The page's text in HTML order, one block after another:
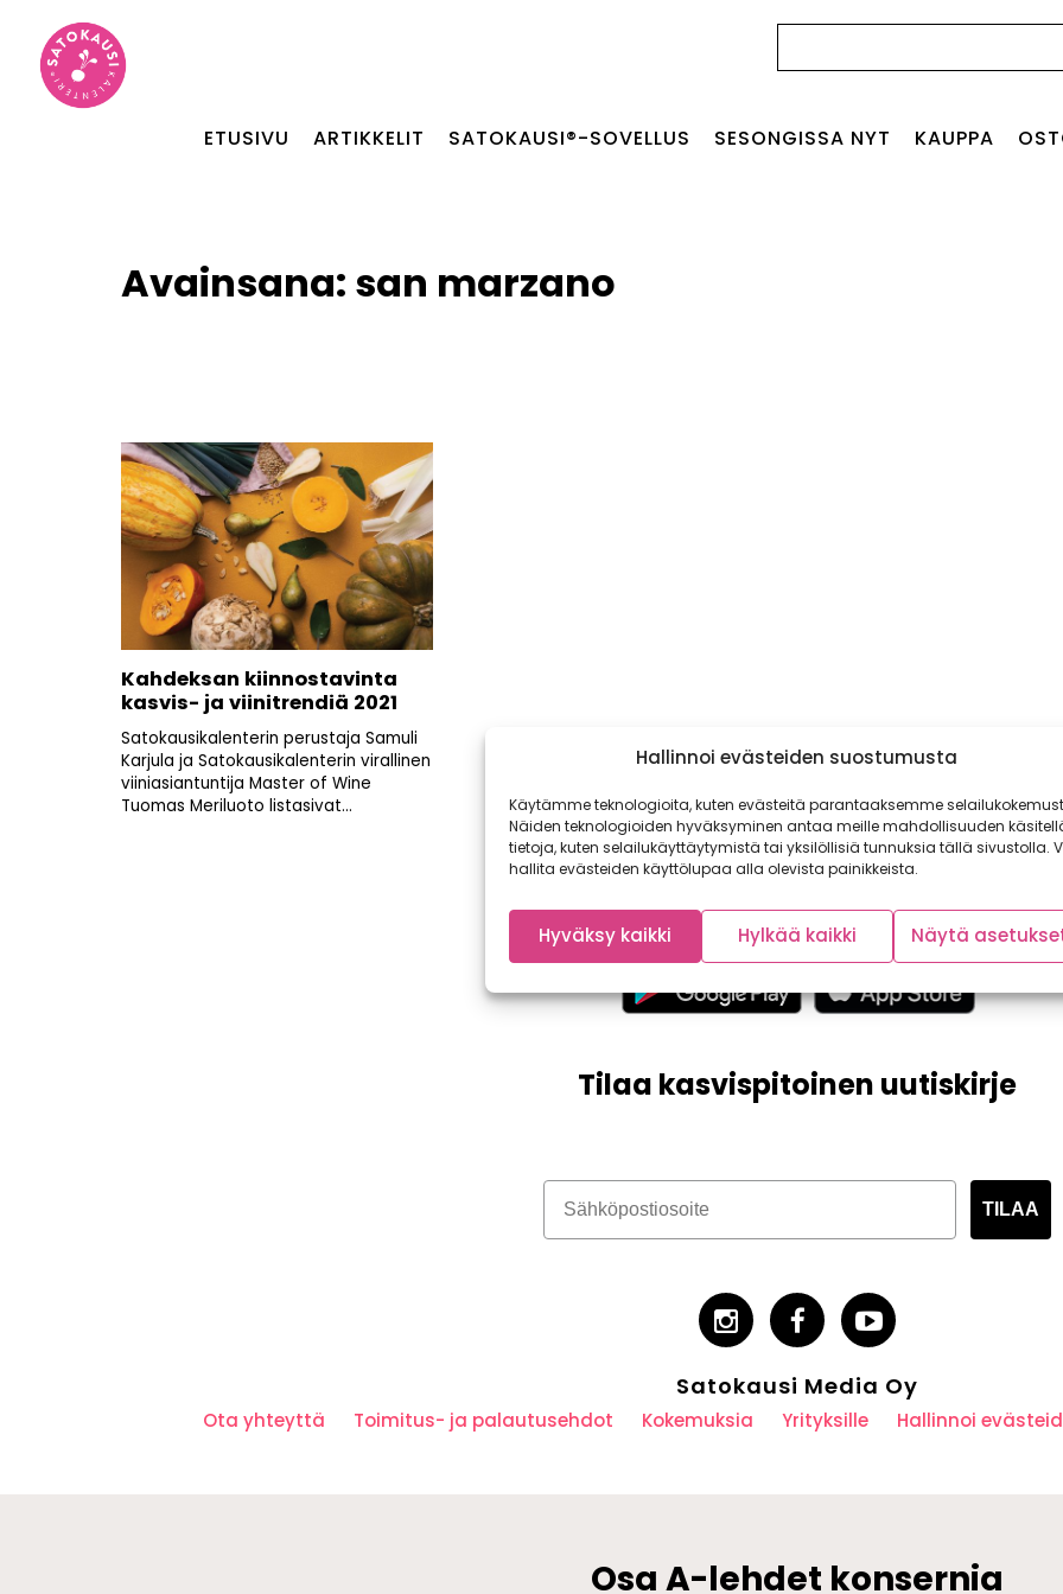
Hallinnoi evästeiden suostumusta
Käytämme teknologioita, kuten evästeitä parantaaksemme
Näiden teknologioiden hyväksyminen antaa meille mahdollisuuden
tietoja, kuten selailukäyttäytymistä tai yksilöllisiä tunnuksia tällä sivustolla.
hallita evästeiden käyttölupaa alla olevista painikkeista.
Hyväksy kaikki Hylkää kaikki Näytä
ETUSIVU ARTIKKELIT SATOKAUSI®-SOVELLUS SESONGISSA NYT KAUPPA
Avainsana: san marzano
Kahdeksan kiinnostavinta
kasvis- ja viinitrendiä 2021
Satokausikalenterin perustaja Samuli
Karjula ja Satokausikalenterin virallinen
viiniasiantuntija Master of Wine
Tuomas Meriluoto listasivat...
Tilaa kasvispitoinen uutiskirje
TILAA
Satokausi Media Oy
Ota yhteyttä Toimitus- ja palautusehdot Kokemuksia Yrityksille Hallinnoi
Osa A-lehdet konsernia